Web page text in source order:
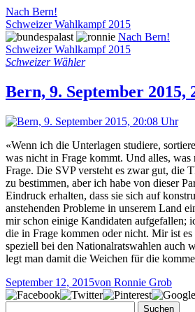
Nach Bern!
Schweizer Wahlkampf 2015
Nach Bern!
Schweizer Wahlkampf 2015
Schweizer Wähler
Bern, 9. September 2015,
«Wenn ich die Unterlagen studiere,
was nicht in Frage kommt. Und alles, was
Frage. Die SVP versteht es zwar gut, die
zu bestimmen, aber ich habe von dieser
Eindruck erhalten, dass sie sich auf
anstehenden Probleme in unserem Land
mir schon einige Kandidaten aufgefallen;
die in Frage kommen oder nicht. Mir ist
speziell bei den Nationalratswahlen auch
legt man damit die Weichen für die
September 12, 2015von Ronnie Grob